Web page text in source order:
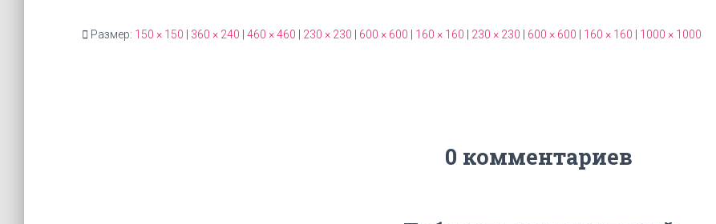
Размер: 150 × 150 360 × 240 460 × 460 230 × 230 600 × 600 160 × 160 230 × 230 600 × 600 160 × 160 1000 × 1000
0 комментариев